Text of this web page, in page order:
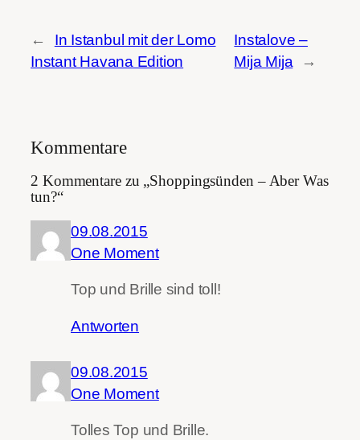
←
In Istanbul mit der Lomo
Instant Havana Edition
Instalove –
Mija Mija
→
Kommentare
2 Kommentare zu „Shoppingsünden – Aber Was
tun?“
09.08.2015
One Moment
Top und Brille sind toll!
Antworten
09.08.2015
One Moment
Tolles Top und Brille.